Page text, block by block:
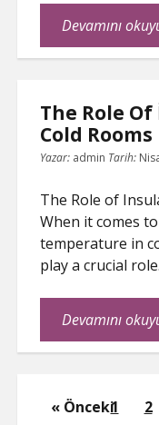
Devamını
The Role
Cold Rooms
Yazar: admin Tarih:
The Role of
When it comes
temperature in
play a crucial
Devamını
YazıÖnceki1 2